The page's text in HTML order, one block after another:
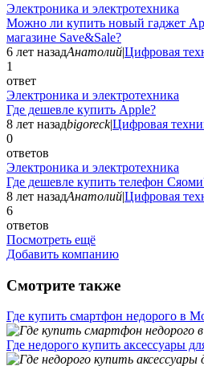
Электроника и электротехника
Можно ли купить новый гаджет
магазине Save&Sale?
6 лет назадАнатолий|Цифровая
1
ответ
Электроника и электротехника
Где дешевле купить Apple?
8 лет назадbigoreck|Цифровая
0
ответов
Электроника и электротехника
Где дешевле купить телефон
8 лет назадАнатолий|Цифровая
6
ответов
Посмотреть ещё
Добавить компанию
Смотрите также
Где купить смартфон недорого в
Где недорого купить аксессуары